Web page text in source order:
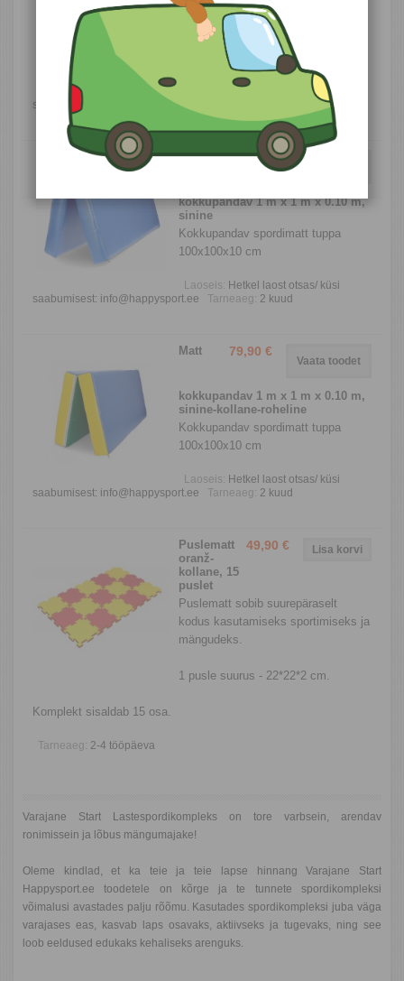
kokkupandav 1 m x 1 m x 0.10 m,
kreemjas
Kokkupandav spordimatt tuppa
100х100x10 cm
Hetkel laost otsas/ küsi
saabumisest: info@happysport.ee
Vaata toodet
79,90 €
Matt
kokkupandav 1 m x 1 m x 0.10 m,
sinine
Kokkupandav spordimatt tuppa
100х100x10 cm
Laoseis: Hetkel laost otsas/ küsi
saabumisest: info@happysport.ee
Tarneaeg: 2 kuud
Vaata toodet
79,90 €
Matt
kokkupandav 1 m x 1 m x 0.10 m,
sinine-kollane-roheline
Kokkupandav spordimatt tuppa
100х100x10 cm
Laoseis: Hetkel laost otsas/ küsi
saabumisest: info@happysport.ee
Tarneaeg: 2 kuud
49,90 €
Puslematt
oranž-
kollane, 15
puslet
Puslematt sobib suurepäraselt
kodus kasutamiseks sportimiseks ja
mängudeks.
1 pusle suurus - 22*22*2 cm.
Komplekt sisaldab 15 osa.
Tarneaeg: 2-4 tööpäeva
Varajane Start Lastespordikompleks on tore varbsein, arendav
ronimissein ja lõbus mängumajake!
Oleme kindlad, et ka teie ja teie lapse hinnang Varajane Start
Happysport.ee toodetele on kõrge ja te tunnete spordikompleksi
võimalusi avastades palju rõõmu. Kasutades spordikompleksi juba väga
varajases eas, kasvab laps osavaks, aktiivseks ja tugevaks, ning see
loob eeldused edukaks kehaliseks arenguks.